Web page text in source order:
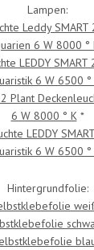
Lampen:
Leddy
6 W 8000 °
LEDDY
6 W 6500 °
2 Plant
6 W 8000 ° K*
LEDDY
6 W 6500 °
Hintergrundfolie: